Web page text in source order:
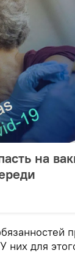
на
них для